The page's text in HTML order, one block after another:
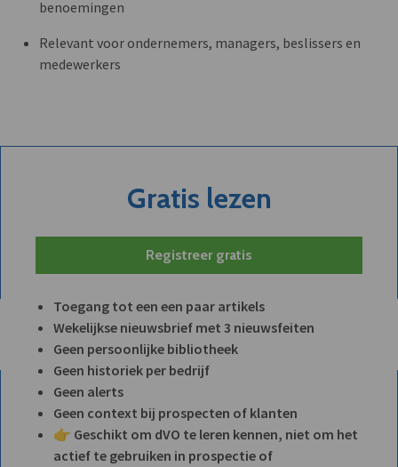
benoemingen
Relevant voor ondernemers, managers, beslissers en
medewerkers
Gratis lezen
Registreer gratis
Toegang tot een een paar artikels
Wekelijkse nieuwsbrief met 3 nieuwsfeiten
Geen persoonlijke bibliotheek
Geen historiek per bedrijf
Geen alerts
Geen context bij prospecten of klanten
👉 Geschikt om dVO te leren kennen, niet om het
actief te gebruiken in prospectie of